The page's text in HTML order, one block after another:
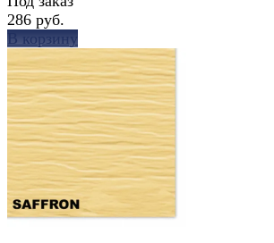
избранное сравнить
286 руб.
В корзину